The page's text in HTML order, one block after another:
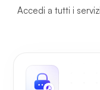
Accedi a tutti i